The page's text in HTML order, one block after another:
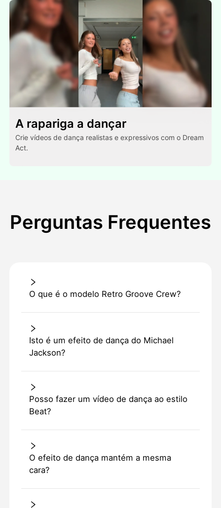
A rapariga a dançar
Crie vídeos de dança realistas e expressivos com o Dream
Act.
Perguntas Frequentes
O que é o modelo Retro Groove Crew?
Isto é um efeito de dança do Michael
Jackson?
Posso fazer um vídeo de dança ao estilo
Beat?
O efeito de dança mantém a mesma
cara?